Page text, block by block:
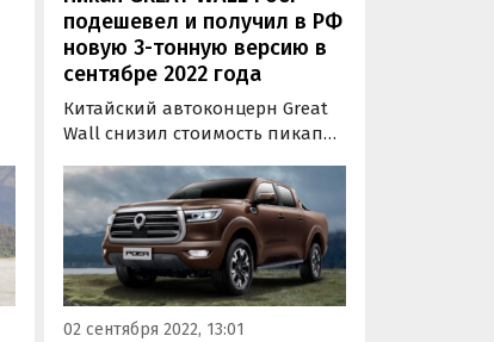
подешевел и получил в РФ
новую 3-тонную версию в
сентябре 2022 года
Китайский автоконцерн Great
Wall снизил стоимость пикапа
рублей и добавил ему новую
трехтонную версию. Об этом
узнали «Автоновости дня» в
ходе регулярного мониторинга
прайс-листов компании в
сентябре 2022 года.
02 сентября 2022, 13:01